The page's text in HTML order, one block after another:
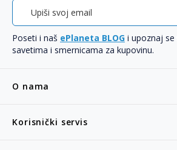
O nama
Korisnički servis
Poseti i naš ePlaneta BLOG i upoznaj
savetima i smernicama za kupovinu.